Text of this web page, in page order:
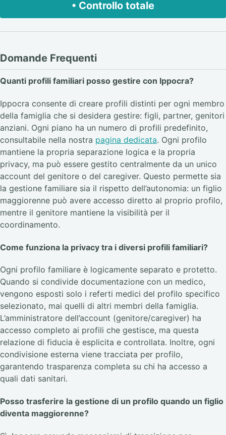
• Controllo totale
Domande Frequenti
Quanti profili familiari posso gestire con Ippocra?
Ippocra consente di creare profili distinti per ogni membro
della famiglia che si desidera gestire: figli, partner, genitori
anziani. Ogni piano ha un numero di profili predefinito,
consultabile nella nostra pagina dedicata. Ogni profilo
mantiene la propria separazione logica e la propria
privacy, ma può essere gestito centralmente da un unico
account del genitore o del caregiver. Questo permette sia
la gestione familiare sia il rispetto dell’autonomia: un figlio
maggiorenne può avere accesso diretto al proprio profilo,
mentre il genitore mantiene la visibilità per il
coordinamento.
Come funziona la privacy tra i diversi profili familiari?
Ogni profilo familiare è logicamente separato e protetto.
Quando si condivide documentazione con un medico,
vengono esposti solo i referti medici del profilo specifico
selezionato, mai quelli di altri membri della famiglia.
L’amministratore dell’account (genitore/caregiver) ha
accesso completo ai profili che gestisce, ma questa
relazione di fiducia è esplicita e controllata. Inoltre, ogni
condivisione esterna viene tracciata per profilo,
garantendo trasparenza completa su chi ha accesso a
quali dati sanitari.
Posso trasferire la gestione di un profilo quando un figlio
diventa maggiorenne?